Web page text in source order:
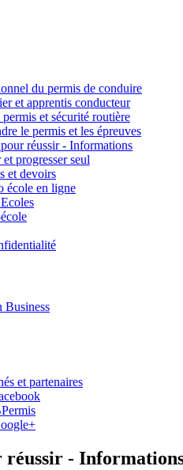
du permis de conduire
et apprentis conducteur
et sécurité routière
le permis et les épreuves
réussir - Informations
et progresser seul
et devoirs
école en ligne
et partenaires
réussir -